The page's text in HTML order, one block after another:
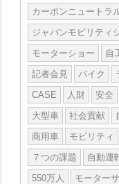
カーボンニュートラ
ジャパンモビリティ
モーターショー
自
記者会見
バイク
CASE
人財 安全
大型車
社会貢献
商用車
モビリティ
７つの課題
自動運
550万人
モーター